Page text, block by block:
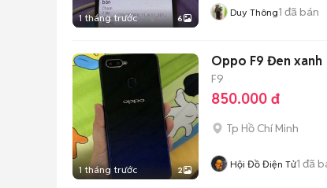
1 tháng trước 6 Duy Thông1 đã bán
1 tháng trước 2
Oppo F9 Đen xanh
F9
850.000 đ
Tp Hồ Chí Minh
Hội Đồ Điện Tử1 đã